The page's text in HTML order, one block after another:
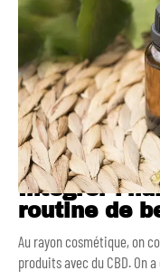
Intégrer
routine de
Au rayon cosmétique, on
produits avec du CBD. On